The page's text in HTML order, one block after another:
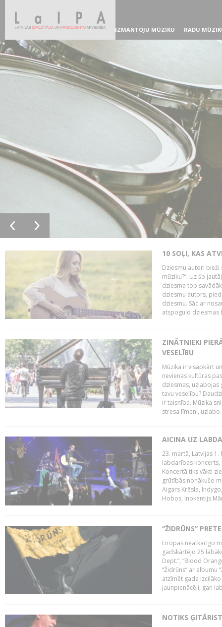
IZMANTOJU MŪZIKU RADU
10 SOĻI, KAS
Dziesmu autori bieži
mūziku?”. Uz šo
dziesma top
dziesmu autors,
dziesmu. Sāc ar
atspoguļo dziesmas
ZINĀTNIEKI
VESELĪBU
Mūzika ir visapkārt
nevienas kultūras
dziesmas, uzlabojas
tavu veselību?
ir taisnība. Mūzika
stresa līmeni,
AICINA UZ
23. martā, Latvijas 1.
labdarības koncerts,
Koncertā tiks vākti
grūtībās nonākušo
Aigars Krēsla,
Hobos, Inokentijs
“ŽIDRŪNS”
Eiropas neatkarīgo
gadskārtējo 25
Dept.”, “Blood
“Židrūns” ar albumu
atzīmēt gada
jaunpienācēji, gan
NOTIKS